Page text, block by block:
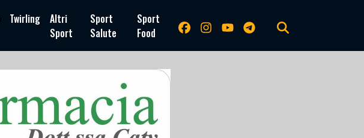
Twirling
Altri
Sport
Sport
Salute
Sport
Food